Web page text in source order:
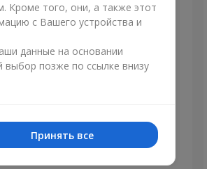
корзина "Амур"
Кроме того, они, а также этот
с Вашего устройства и
данные на основании
выбор позже по ссылке внизу
Принять все